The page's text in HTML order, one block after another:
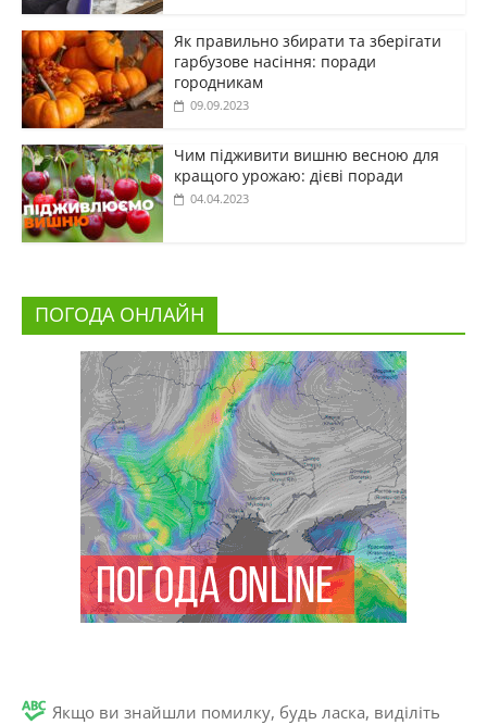
Як правильно збирати та зберігати
гарбузове насіння: поради
городникам
09.09.2023
Чим підживити вишню весною для
кращого урожаю: дієві поради
04.04.2023
ПОГОДА ОНЛАЙН
Якщо ви знайшли помилку, будь ласка, виділіть